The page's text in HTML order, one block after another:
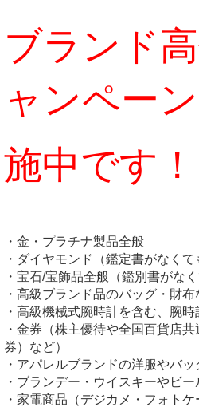
ブランド
ャンペー
施中です！
・金・プラチナ製品全般
・ダイヤモンド（鑑定書がなくて
・宝石/宝飾品全般（鑑別書がなく
・高級ブランド品のバッグ・財布
・高級機械式腕時計を含む、腕時
・金券（株主優待や全国百貨店
券）など）
・アパレルブランドの洋服やバッ
・ブランデー・ウイスキーやビ
・家電商品（デジカメ・フォトケ